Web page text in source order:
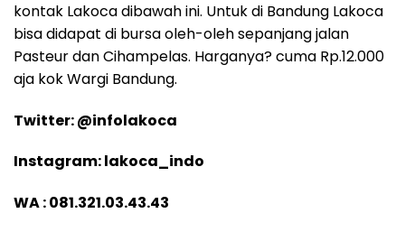
kontak Lakoca dibawah ini. Untuk di Bandung Lakoca
bisa didapat di bursa oleh-oleh sepanjang jalan
Pasteur dan Cihampelas. Harganya? cuma Rp.12.000
aja kok Wargi Bandung.
Twitter: @infolakoca
Instagram: lakoca_indo
WA : 081.321.03.43.43